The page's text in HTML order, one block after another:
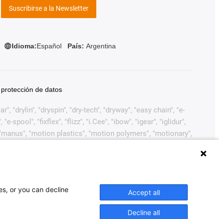
Suscribirse a la Newsletter
Idioma:Español País: Argentina
de datos
"drylin", "dryspin", "dry-tech", "dryway", "easy chain", "e-
spool", "fixflex", "flizz", "i.Cee", "ibow", "igear", "iglidur",
"motion plastics", "motion polymers", "motionary",
Motion, ELAU, FAGOR, FANUC, Festo, Heidenhain,
de accionamientos mencionados en este sitio web. Los
or you can decline Accept all
Decline all